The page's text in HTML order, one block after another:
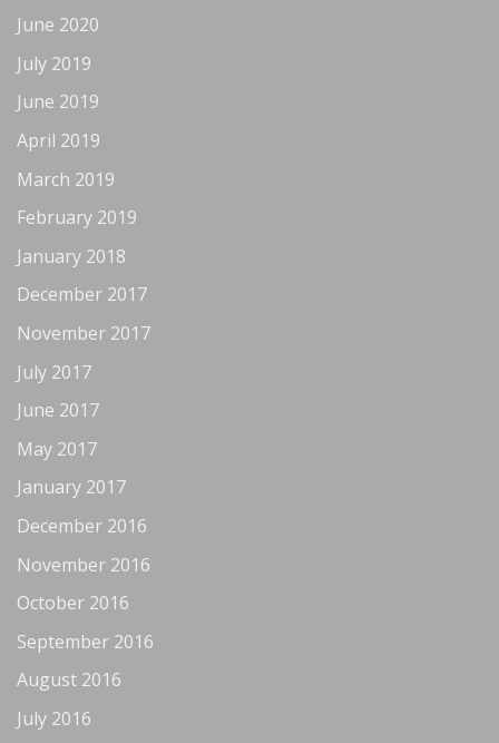
June 2020
July 2019
June 2019
April 2019
March 2019
February 2019
January 2018
December 2017
November 2017
July 2017
June 2017
May 2017
January 2017
December 2016
November 2016
October 2016
September 2016
August 2016
July 2016